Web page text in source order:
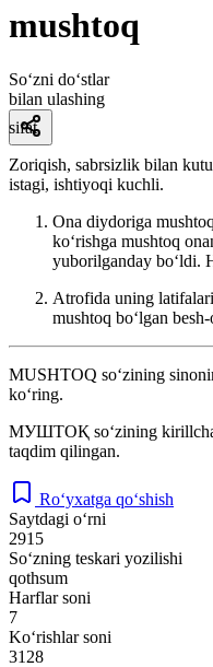
mushtoq
So‘zni do‘stlar
bilan ulashing
sifat
Zoriqish, sabrsizlik bilan
istagi, ishtiyoqi kuchli.
Ona diydoriga
koʻrishga mushtoq
yuborilganday boʻldi.
Atrofida uning
mushtoq boʻlgan
MUSHTOQ so‘zining
ko‘ring.
МУШТОҚ so‘zining
taqdim qilingan.
Ro‘yxatga qo‘shish
Saytdagi o‘rni
2915
So‘zning teskari yozilishi
qothsum
Harflar soni
7
Ko‘rishlar soni
3128